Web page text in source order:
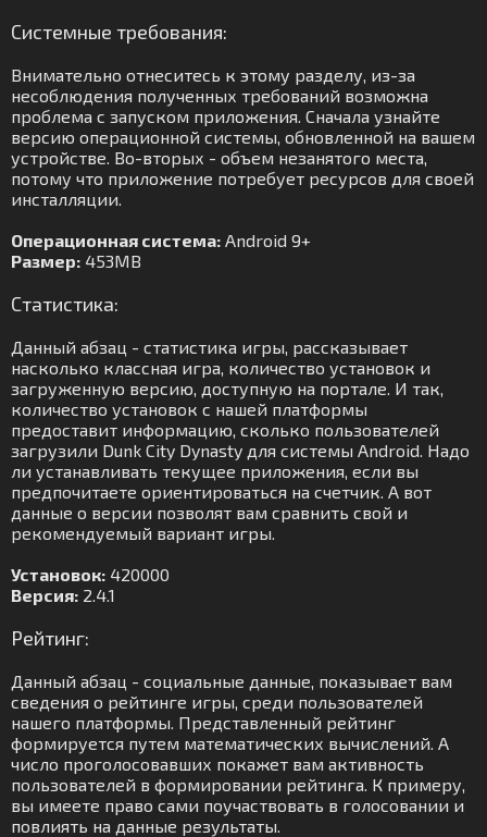
Системные требования:
Внимательно отнеситесь к этому разделу, из-за
несоблюдения полученных требований возможна
проблема с запуском приложения. Сначала узнайте
версию операционной системы, обновленной на вашем
устройстве. Во-вторых - объем незанятого места,
потому что приложение потребует ресурсов для своей
инсталляции.
Операционная система: Android 9+
Размер: 453MB
Статистика:
Данный абзац - статистика игры, рассказывает
насколько классная игра, количество установок и
загруженную версию, доступную на портале. И так,
количество установок с нашей платформы
предоставит информацию, сколько пользователей
загрузили Dunk City Dynasty для системы Android. Надо
ли устанавливать текущее приложения, если вы
предпочитаете ориентироваться на счетчик. А вот
данные о версии позволят вам сравнить свой и
рекомендуемый вариант игры.
Установок: 420000
Версия: 2.4.1
Рейтинг:
Данный абзац - социальные данные, показывает вам
сведения о рейтинге игры, среди пользователей
нашего платформы. Представленный рейтинг
формируется путем математических вычислений. А
число проголосовавших покажет вам активность
пользователей в формировании рейтинга. К примеру,
вы имеете право сами поучаствовать в голосовании и
повлиять на данные результаты.